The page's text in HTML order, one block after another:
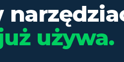
używa.